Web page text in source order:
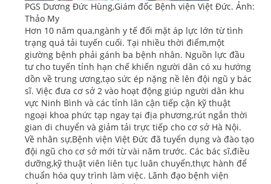
PGS Dương Đức Hùng,Giám đốc Bệnh viện Việt Đức. Ảnh:
Thảo My
Hơn 10 năm qua,ngành y tế đối mặt áp lực lớn từ tình
trạng quá tải tuyến cuối. Tại nhiều thời điểm,một
giường bệnh phải gánh ba bệnh nhân. Nguồn lực đầu
tư cho tuyến tỉnh hạn chế khiến người dân có xu hướng
dồn về trung ương,tạo sức ép nặng nề lên đội ngũ y bác
sĩ. Việc đưa cơ sở 2 vào hoạt động giúp người dân khu
vực Ninh Bình và các tỉnh lân cận tiếp cận kỹ thuật
ngoại khoa phức tạp ngay tại địa phương,rút ngắn thời
gian di chuyển và giảm tải trực tiếp cho cơ sở Hà Nội.
Về nhân sự,Bệnh viện Việt Đức đã tuyển dụng và đào tạo
đội ngũ cho cơ sở mới từ vài năm trước. Các bác sĩ,điều
dưỡng,kỹ thuật viên liên tục luân chuyển,thực hành để
chuẩn hóa quy trình làm việc. Lãnh đạo bệnh viện